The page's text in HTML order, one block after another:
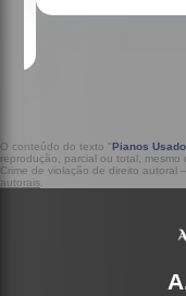
O conteúdo do texto "Pianos
reprodução, parcial ou total,
Crime de violação de direito autoral
autorais